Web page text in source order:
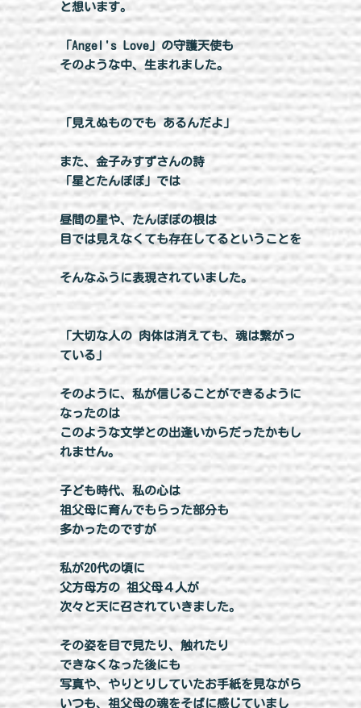
と想います。
「Angel's Love」の守護天使も
そのような中、生まれました。
「見えぬものでも あるんだよ」
また、金子みすずさんの詩
「星とたんぽぽ」では
昼間の星や、たんぽぽの根は
目では見えなくても存在してるということを
そんなふうに表現されていました。
「大切な人の 肉体は消えても、魂は繋がっ
ている」
そのように、私が信じることができるように
なったのは
このような文学との出逢いからだったかもし
れません。
子ども時代、私の心は
祖父母に育んでもらった部分も
多かったのですが
私が20代の頃に
父方母方の 祖父母４人が
次々と天に召されていきました。
その姿を目で見たり、触れたり
できなくなった後にも
写真や、やりとりしていたお手紙を見ながら
いつも、祖父母の魂をそばに感じていまし